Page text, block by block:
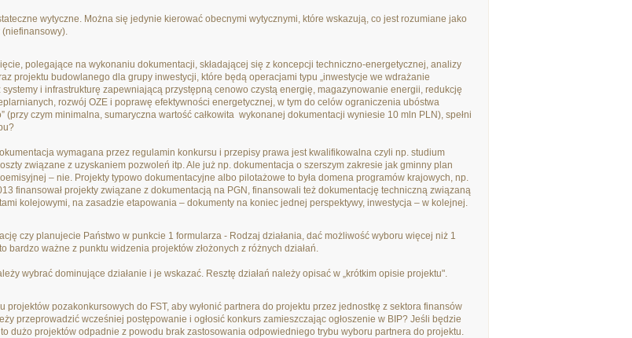
wytyczne. Można się jedynie kierować obecnymi wytycznymi, które wskazują, co jest rozumiane jako
(niefinansowy).
polegające na wykonaniu dokumentacji, składającej się z koncepcji techniczno-energetycznej, analizy
projektu budowlanego dla grupy inwestycji, które będą operacjami typu „inwestycje we wdrażanie
i infrastrukturę zapewniającą przystępną cenowo czystą energię, magazynowanie energii, redukcję
rozwój OZE i poprawę efektywności energetycznej, w tym do celów ograniczenia ubóstwa
(przy czym minimalna, sumaryczna wartość całkowita wykonanej dokumentacji wyniesie 10 mln PLN), spełni
wymagana przez regulamin konkursu i przepisy prawa jest kwalifikowalna czyli np. studium
związane z uzyskaniem pozwoleń itp. Ale już np. dokumentacja o szerszym zakresie jak gminny plan
– nie. Projekty typowo dokumentacyjne albo pilotażowe to była domena programów krajowych, np.
finansował projekty związane z dokumentacją na PGN, finansowali też dokumentację techniczną związaną
kolejowymi, na zasadzie etapowania – dokumenty na koniec jednej perspektywy, inwestycja – w kolejnej.
czy planujecie Państwo w punkcie 1 formularza - Rodzaj działania, dać możliwość wyboru więcej niż 1
bardzo ważne z punktu widzenia projektów złożonych z różnych działań.
wybrać dominujące działanie i je wskazać. Resztę działań należy opisać w „krótkim opisie projektu".
projektów pozakonkursowych do FST, aby wyłonić partnera do projektu przez jednostkę z sektora finansów
przeprowadzić wcześniej postępowanie i ogłosić konkurs zamieszczając ogłoszenie w BIP? Jeśli będzie
dużo projektów odpadnie z powodu brak zastosowania odpowiedniego trybu wyboru partnera do projektu.